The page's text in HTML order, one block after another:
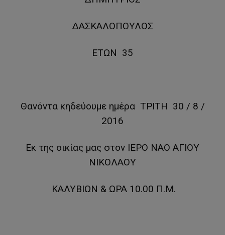
ΔΑΣΚΑΛΟΠΟΥΛΟΣ
ΕΤΩΝ 35
Θανόντα κηδεύουμε ημέρα ΤΡΙΤΗ 30 / 8 /
2016
Εκ της οικίας μας στον ΙΕΡΟ ΝΑΟ ΑΓΙΟΥ
ΝΙΚΟΛΑΟΥ
ΚΑΛΥΒΙΩΝ & ΩΡΑ 10.00 Π.Μ.